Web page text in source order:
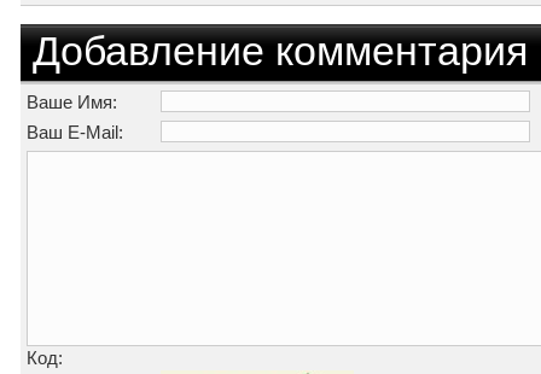
Добавление комментария
Ваше Имя:
Ваш E-Mail:
Код: